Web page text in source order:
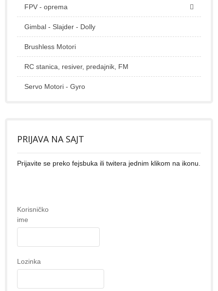
FPV - oprema
Gimbal - Slajder - Dolly
Brushless Motori
RC stanica, resiver, predajnik, FM
Servo Motori - Gyro
PRIJAVA NA SAJT
Prijavite se preko fejsbuka ili twitera jednim klikom na ikonu.
Korisničko
ime
Lozinka